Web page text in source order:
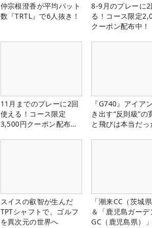
仲宗根澄香が平均パット
数『TRTL』で6人抜き！
8-9月のプレーに2
る！コース限定
クーポン配布中！
11月までのプレーに2回
使える！コース限定
3,500円クーポン配布
『G740』アイア
き出す“反則級”の
と飛びは本当だっ
スイスの叡智が生んだ
TPTシャフトで、ゴルフ
を異次元の世界へ
「潮来CC（茨城県
＆「鹿児島ガーデ
GC（鹿児島県）